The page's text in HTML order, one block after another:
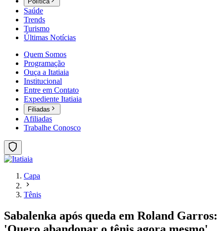
Saúde
Trends
Turismo
Últimas Notícias
Quem Somos
Programação
Ouça a Itatiaia
Institucional
Entre em Contato
Expediente Itatiaia
Filiadas
Afiliadas
Trabalhe Conosco
Capa
Tênis
Sabalenka após queda em Roland Garros: